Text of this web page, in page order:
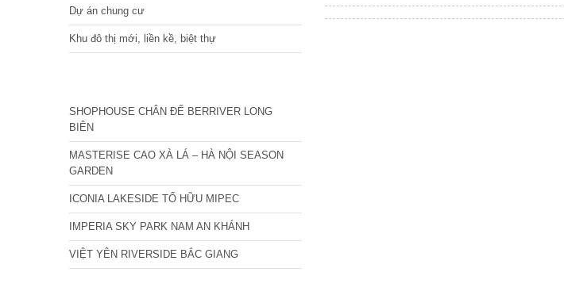
Dự án chung cư
Khu đô thị mới, liền kề, biệt thự
SHOPHOUSE CHÂN ĐẾ BERRIVER LONG
BIÊN
MASTERISE CAO XÀ LÁ – HÀ NỘI SEASON
GARDEN
ICONIA LAKESIDE TỐ HỮU MIPEC
IMPERIA SKY PARK NAM AN KHÁNH
VIỆT YÊN RIVERSIDE BẮC GIANG